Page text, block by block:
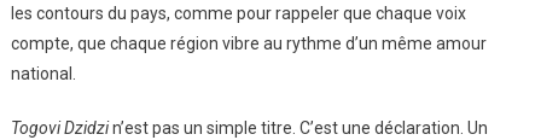
les contours du pays, comme pour rappeler que chaque voix
compte, que chaque région vibre au rythme d’un même amour
national.
Togovi Dzidzin’est pas un simple titre. C’est une déclaration. Un